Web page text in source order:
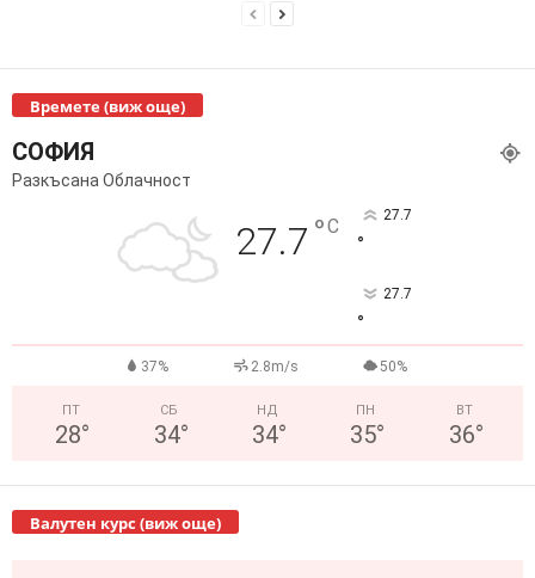
Времете (виж още)
СОФИЯ
Разкъсана Облачност
27.7 °C 27.7
°
27.7
°
37% 2.8m/s 50%
ПТ
28°
СБ
34°
НД
34°
ПН
35°
ВТ
36°
Валутен курс (виж още)